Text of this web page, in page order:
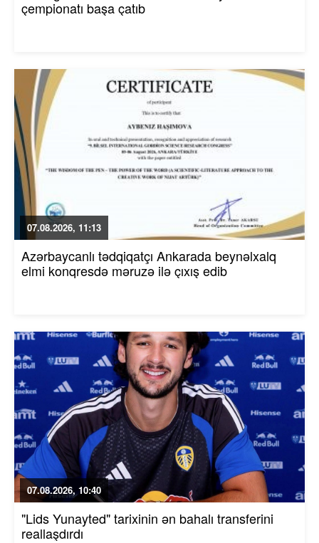
çempionatı başa çatıb
07.08.2026, 11:13
Azərbaycanlı tədqiqatçı Ankarada beynəlxalq
elmi konqresdə məruzə ilə çıxış edib
07.08.2026, 10:40
"Lids Yunayted" tarixinin ən bahalı transferini
reallaşdırdı